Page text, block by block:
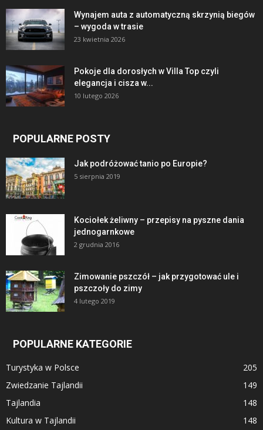
Wynajem auta z automatyczną skrzynią biegów
– wygoda w trasie
23 kwietnia 2026
Pokoje dla dorosłych w Villa Top czyli
elegancja i cisza w...
10 lutego 2026
POPULARNE POSTY
Jak podróżować tanio po Europie?
5 sierpnia 2019
Kociołek żeliwny – przepisy na pyszne dania
jednogarnkowe
2 grudnia 2016
Zimowanie pszczół – jak przygotować ule i
pszczoły do zimy
4 lutego 2019
POPULARNE KATEGORIE
Turystyka w Polsce
205
Zwiedzanie Tajlandii
149
Tajlandia
148
Kultura w Tajlandii
148